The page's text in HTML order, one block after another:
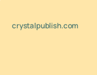
crystalpublish.com